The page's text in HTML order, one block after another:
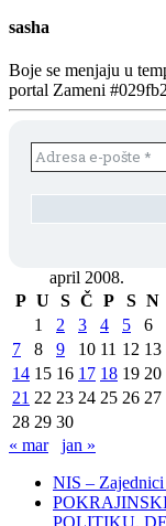
sasha
Boje se menjaju u
portal Zameni
april 2008.
P U S Č P S N
1
2 3 4 5
6
7
8 9 10 11 12 13
14 15 16 17 18 19 20
21 22 23 24 25 26 27
28 29 30
« mar
jan »
NIS –